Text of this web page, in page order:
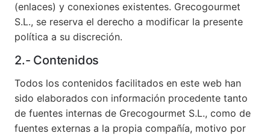
(enlaces) y conexiones existentes. Grecogourmet
S.L., se reserva el derecho a modificar la presente
política a su discreción.
2.- Contenidos
Todos los contenidos facilitados en este web han
sido elaborados con información procedente tanto
de fuentes internas de Grecogourmet S.L., como de
fuentes externas a la propia compañía, motivo por